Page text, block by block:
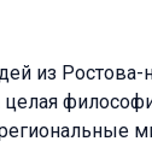
из Ростова-